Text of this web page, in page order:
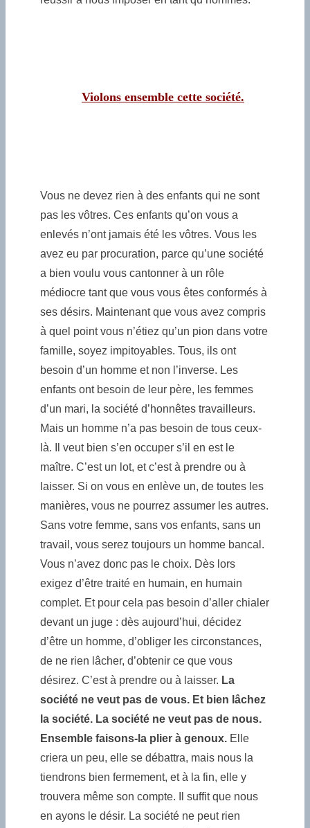
Violons ensemble cette société.
Vous ne devez rien à des enfants qui ne sont
pas les vôtres. Ces enfants qu’on vous a
enlevés n’ont jamais été les vôtres. Vous les
avez eu par procuration, parce qu’une société
a bien voulu vous cantonner à un rôle
médiocre tant que vous vous êtes conformés à
ses désirs. Maintenant que vous avez compris
à quel point vous n’étiez qu’un pion dans votre
famille, soyez impitoyables. Tous, ils ont
besoin d’un homme et non l’inverse. Les
enfants ont besoin de leur père, les femmes
d’un mari, la société d’honnêtes travailleurs.
Mais un homme n’a pas besoin de tous ceux-
là. Il veut bien s’en occuper s’il en est le
maître. C’est un lot, et c’est à prendre ou à
laisser. Si on vous en enlève un, de toutes les
manières, vous ne pourrez assumer les autres.
Sans votre femme, sans vos enfants, sans un
travail, vous serez toujours un homme bancal.
Vous n’avez donc pas le choix. Dès lors
exigez d’être traité en humain, en humain
complet. Et pour cela pas besoin d’aller chialer
devant un juge : dès aujourd’hui, décidez
d’être un homme, d’obliger les circonstances,
de ne rien lâcher, d’obtenir ce que vous
désirez. C’est à prendre ou à laisser. La
société ne veut pas de vous. Et bien lâchez
la société. La société ne veut pas de nous.
Ensemble faisons-la plier à genoux. Elle
criera un peu, elle se débattra, mais nous la
tiendrons bien fermement, et à la fin, elle y
trouvera même son compte. Il suffit que nous
en ayons le désir. La société ne peut rien